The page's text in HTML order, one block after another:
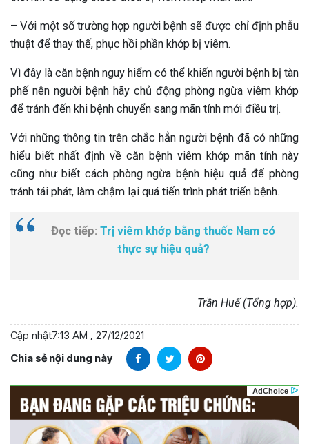
– Với một số trường hợp người bệnh sẽ được chỉ định phẫu
thuật để thay thế, phục hồi phần khớp bị viêm.
Vì đây là căn bệnh nguy hiểm có thể khiến người bệnh bị tàn
phế nên người bệnh hãy chủ động phòng ngừa viêm khớp
để tránh đến khi bệnh chuyển sang mãn tính mới điều trị.
Với những thông tin trên chắc hẳn người bệnh đã có những
hiểu biết nhất định về căn bệnh viêm khớp mãn tính này
cũng như biết cách phòng ngừa bệnh hiệu quả để phòng
tránh tái phát, làm chậm lại quá tiến trình phát triển bệnh.
Đọc tiếp: Trị viêm khớp bằng thuốc Nam có
thực sự hiệu quả?
Trần Huế (Tổng hợp).
Cập nhật7:13 AM , 27/12/2021
Chia sẻ nội dung này